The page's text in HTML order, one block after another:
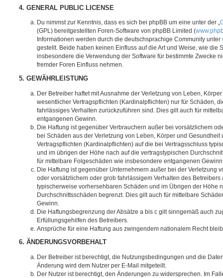
4. GENERAL PUBLIC LICENSE
Du nimmst zur Kenntnis, dass es sich bei phpBB um eine unter der „
(GPL) bereitgestellten Foren-Software von phpBB Limited (
Informationen werden durch die deutschsprachige Community unter
gestellt. Beide haben keinen Einfluss auf die Art und Weise, wie die
insbesondere die Verwendung der Software für bestimmte Zwecke
fremder Foren Einfluss nehmen.
5. GEWÄHRLEISTUNG
Der Betreiber haftet mit Ausnahme der Verletzung von Leben,
wesentlicher Vertragspflichten (Kardinalpflichten) nur für Schäden,
fahrlässiges Verhalten zurückzuführen sind. Dies gilt auch für
entgangenen Gewinn.
Die Haftung ist gegenüber Verbrauchern außer bei vorsätzlichem
bei Schäden aus der Verletzung von Leben, Körper und
Vertragspflichten (Kardinalpflichten) auf die bei Vertragsschluss
und im übrigen der Höhe nach auf die vertragstypischen
für mittelbare Folgeschäden wie insbesondere entgangenen
Die Haftung ist gegenüber Unternehmern außer bei der Verletzung
oder vorsätzlichem oder grob fahrlässigem Verhalten des Betreibers
typischerweise vorhersehbaren Schäden und im Übrigen der Höhe
Durchschnittsschäden begrenzt. Dies gilt auch für mittelbare
Gewinn.
Die Haftungsbegrenzung der Absätze a bis c gilt sinngemäß auch
Erfüllungsgehilfen des Betreibers.
Ansprüche für eine Haftung aus zwingendem nationalem Recht
6. ÄNDERUNGSVORBEHALT
Der Betreiber ist berechtigt, die Nutzungsbedingungen und die
Änderung wird dem Nutzer per E-Mail mitgeteilt.
Der Nutzer ist berechtigt, den Änderungen zu widersprechen. Im